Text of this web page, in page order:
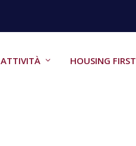
ATTIVITÀ HOUSING FIRST